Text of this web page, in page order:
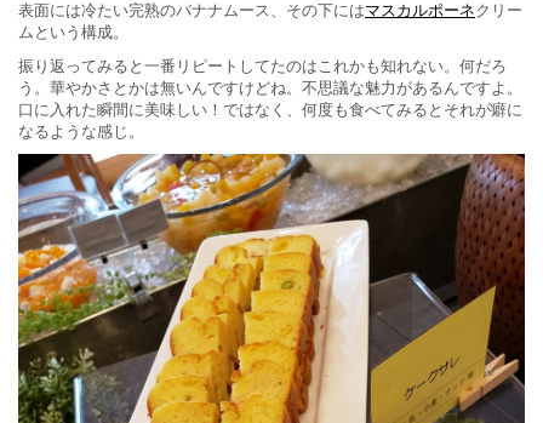
表面には冷たい完熟のバナナムース、その下にはマスカルポーネクリー
ムという構成。
振り返ってみると一番リピートしてたのはこれかも知れない。何だろ
う。華やかさとかは無いんですけどね。不思議な魅力があるんですよ。
口に入れた瞬間に美味しい！ではなく、何度も食べてみるとそれが癖に
なるような感じ。